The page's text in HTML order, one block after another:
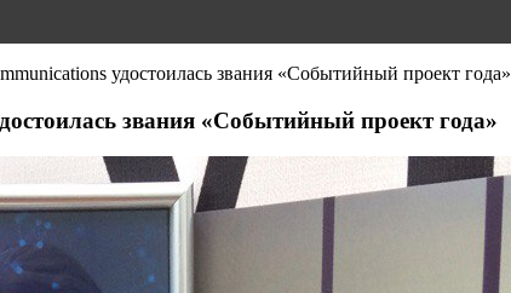
удостоилась звания «Событийный проект года»
звания «Событийный проект года»